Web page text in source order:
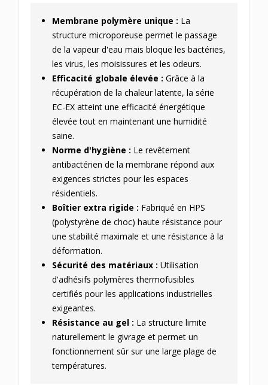
Membrane polymère unique : La
structure microporeuse permet le passage
de la vapeur d'eau mais bloque les bactéries,
les virus, les moisissures et les odeurs.
Efficacité globale élevée : Grâce à la
récupération de la chaleur latente, la série
EC-EX atteint une efficacité énergétique
élevée tout en maintenant une humidité
saine.
Norme d'hygiène : Le revêtement
antibactérien de la membrane répond aux
exigences strictes pour les espaces
résidentiels.
Boîtier extra rigide : Fabriqué en HPS
(polystyrène de choc) haute résistance pour
une stabilité maximale et une résistance à la
déformation.
Sécurité des matériaux : Utilisation
d'adhésifs polymères thermofusibles
certifiés pour les applications industrielles
exigeantes.
Résistance au gel : La structure limite
naturellement le givrage et permet un
fonctionnement sûr sur une large plage de
températures.